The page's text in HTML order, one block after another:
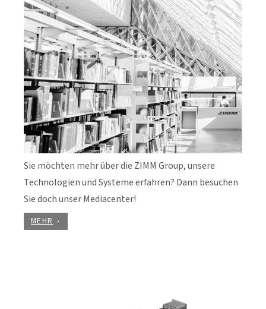
Sie möchten mehr über die ZIMM Group, unsere
Technologien und Systeme erfahren? Dann besuchen
Sie doch unser Mediacenter!
MEHR